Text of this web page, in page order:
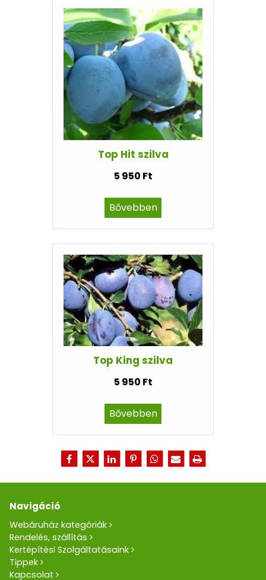
Top Hit szilva
5 950 Ft
Bővebben
Top King szilva
5 950 Ft
Bővebben
Navigáció
Webáruház kategóriák
Rendelés, szállítás
Kertépítési Szolgáltatásaink
Tippek
Kapcsolat